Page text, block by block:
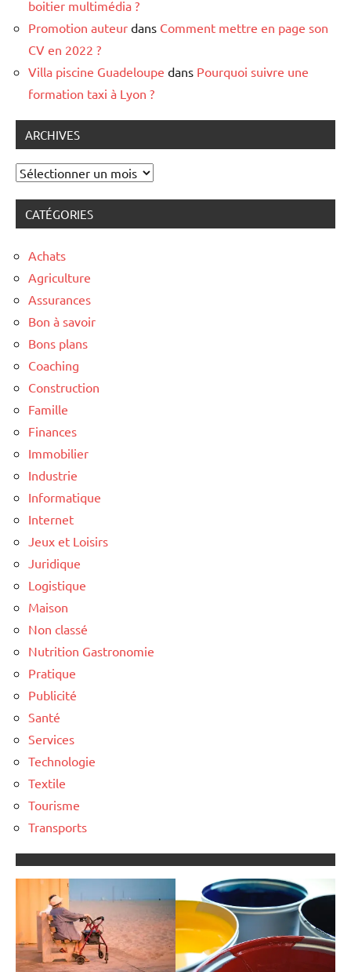
boitier multimédia ?
Promotion auteur dans Comment mettre en page son
CV en 2022 ?
Villa piscine Guadeloupe dans Pourquoi suivre une
formation taxi à Lyon ?
ARCHIVES
Archives
CATÉGORIES
Achats
Agriculture
Assurances
Bon à savoir
Bons plans
Coaching
Construction
Famille
Finances
Immobilier
Industrie
Informatique
Internet
Jeux et Loisirs
Juridique
Logistique
Maison
Non classé
Nutrition Gastronomie
Pratique
Publicité
Santé
Services
Technologie
Textile
Tourisme
Transports